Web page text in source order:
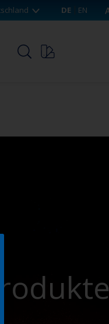
DE EN